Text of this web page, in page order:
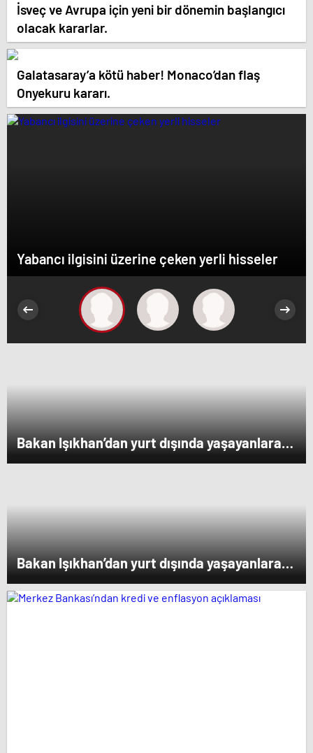
İsveç ve Avrupa için yeni bir dönemin başlangıcı
olacak kararlar.
Galatasaray’a kötü haber! Monaco’dan flaş
Onyekuru kararı.
Yabancı ilgisini üzerine çeken yerli hisseler
Bakan Işıkhan’dan yurt dışında yaşayanlara
müjde
Bakan Işıkhan’dan yurt dışında yaşayanlara
müjde